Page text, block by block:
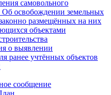
самовольного
Об освобождении земельных
размещённых на них
объектами
о выявлении
ранее учтённых объектов
сообщение